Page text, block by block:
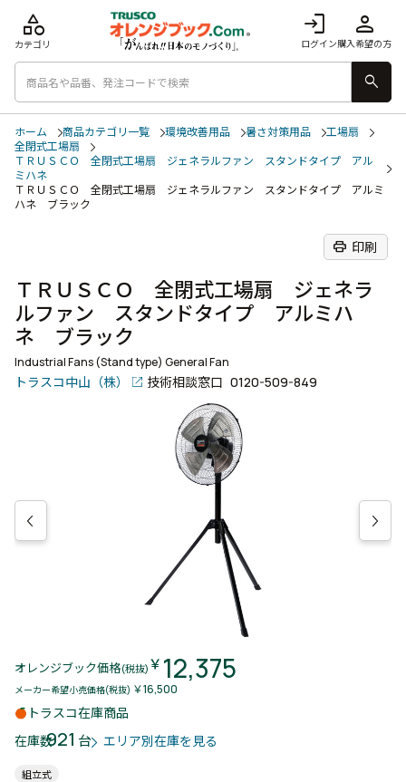
login
ログイン
person
購入希望の方
category
カテゴリ
search
ホーム 商品カテゴリ一覧 環境改善用品 暑さ対策用品
工場扇
全閉式工場扇
ＴＲＵＳＣＯ 全閉式工場扇 ジェネラルファン スタンドタイプ アル
ミハネ
ＴＲＵＳＣＯ 全閉式工場扇 ジェネラルファン スタンドタイプ アルミ
ハネ ブラック
print 印刷
ＴＲＵＳＣＯ 全閉式工場扇 ジェネラ
ルファン スタンドタイプ アルミハ
ネ ブラック
Industrial Fans (Stand type) General Fan
トラスコ中山（株） 技術相談窓口 0120-509-849
オレンジブック価格(税抜) ￥ 12,375
メーカー希望小売価格(税抜) ￥16,500
トラスコ在庫商品
在庫数921 台 エリア別在庫を見る
組立式